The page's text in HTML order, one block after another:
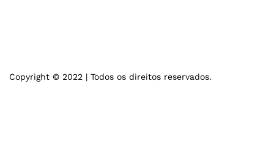
Copyright © 2022 | Todos os direitos reservados.